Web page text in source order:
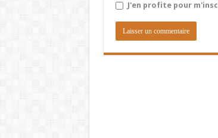
J'en profite pour